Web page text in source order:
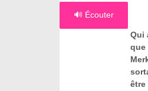
🔊 Écouter
Qui
que